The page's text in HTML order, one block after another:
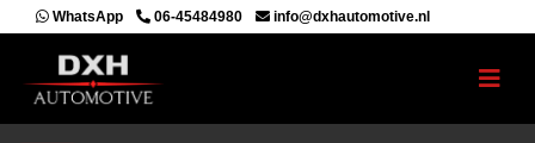
WhatsApp 06-45484980 info@dxhautomotive.nl